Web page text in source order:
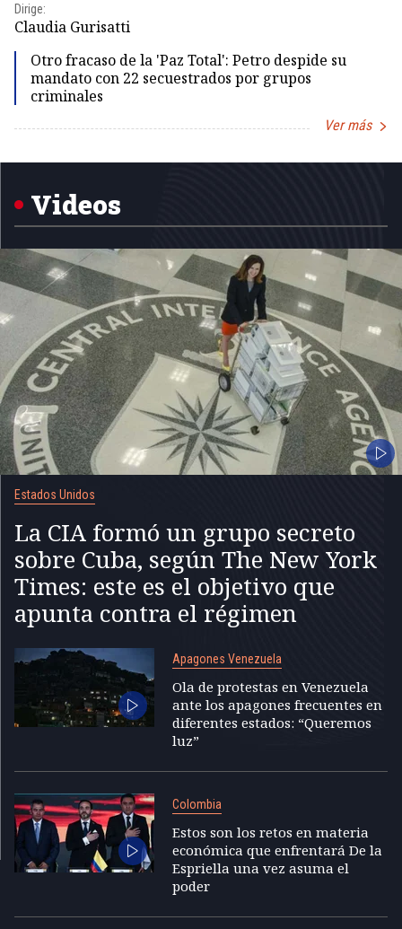
Dirige:
Claudia Gurisatti
Otro fracaso de la 'Paz Total': Petro despide su
mandato con 22 secuestrados por grupos
criminales
Ver más
Videos
Estados Unidos
La CIA formó un grupo secreto
sobre Cuba, según The New York
Times: este es el objetivo que
apunta contra el régimen
Apagones Venezuela
Ola de protestas en Venezuela
ante los apagones frecuentes en
diferentes estados: “Queremos
luz”
Colombia
Estos son los retos en materia
económica que enfrentará De la
Espriella una vez asuma el
poder